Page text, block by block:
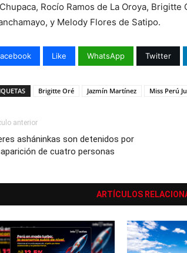
Rocío Ramos de La Oroya,
y Melody Flores de Satipo.
Like WhatsApp Twitter
Brigitte Oré Jazmín Martínez Miss Perú
anterior
asháninkas son detenidos por
de cuatro personas
ARTÍCULOS